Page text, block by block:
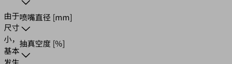
由于
尺寸
小，
基本
喷嘴直径 [mm]
抽真空度 [%]